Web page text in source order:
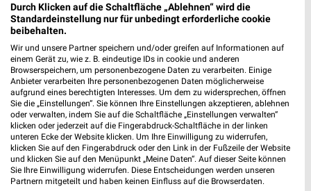
Heute 09:30 - 20:00 Uhr | Geschlossen
525,63 km
Rofu Kinderland Zimmern ob Rottweil
Raiffeisenstraße 9
78658 Zimmern ob Rottweil
Heute 09:30 - 19:00 Uhr | Geschlossen
592,41 km • Angebote: 2 Prospekte
Durch Klicken auf die Schaltfläche „Ablehnen“ wird die
Standardeinstellung nur für unbedingt erforderliche cookie
beibehalten.
Wir und unsere Partner speichern und/oder greifen auf Informationen auf
einem Gerät zu, wie z. B. eindeutige IDs in cookie und anderen
Browserspeichern, um personenbezogene Daten zu verarbeiten. Einige
Anbieter verarbeiten Ihre personenbezogenen Daten möglicherweise
aufgrund eines berechtigten Interesses. Um dem zu widersprechen, öffnen
Sie die „Einstellungen“. Sie können Ihre Einstellungen akzeptieren, ablehnen
oder verwalten, indem Sie auf die Schaltfläche „Einstellungen verwalten“
klicken oder jederzeit auf die Fingerabdruck-Schaltfläche in der linken
unteren Ecke der Website klicken. Um Ihre Einwilligung zu widerrufen,
klicken Sie auf den Fingerabdruck oder den Link in der Fußzeile der Website
und klicken Sie auf den Menüpunkt „Meine Daten“. Auf dieser Seite können
Sie Ihre Einwilligung widerrufen. Diese Entscheidungen werden unseren
Partnern mitgeteilt und haben keinen Einfluss auf die Browserdaten.